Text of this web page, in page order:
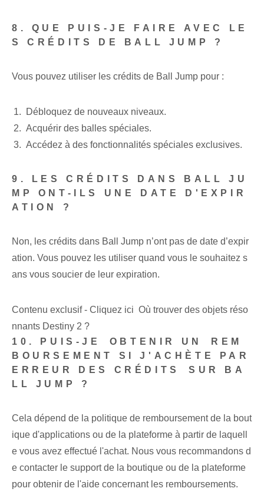
8. QUE PUIS-JE FAIRE AVEC LE
S CRÉDITS DE BALL JUMP ?
Vous pouvez utiliser les crédits de Ball Jump pour :
Débloquez⁢ de nouveaux⁣ niveaux.
Acquérir des balles spéciales.
Accédez à des fonctionnalités spéciales exclusives.
9. LES CRÉDITS DANS BALL JU
MP ONT-ILS UNE DATE D'EXPIR
ATION ?
Non, les crédits dans Ball Jump n’ont pas de date d’expir
ation. Vous pouvez les utiliser quand vous le souhaitez s
ans vous soucier de leur expiration.
Contenu exclusif - Cliquez ici Où trouver des objets réso
nnants Destiny 2 ?
10. PUIS-JE⁢ OBTENIR UN⁤ REM
BOURSEMENT SI J'ACHÈTE PAR
ERREUR DES ‌CRÉDITS⁣ SUR BA
LL JUMP ?
Cela dépend de la politique de remboursement de la bout
ique d'applications ou de la plateforme à partir de laquell
e vous avez effectué l'achat. Nous vous recommandons d
e contacter le support de la boutique ou de la plateforme
pour obtenir de l'aide concernant les remboursements.